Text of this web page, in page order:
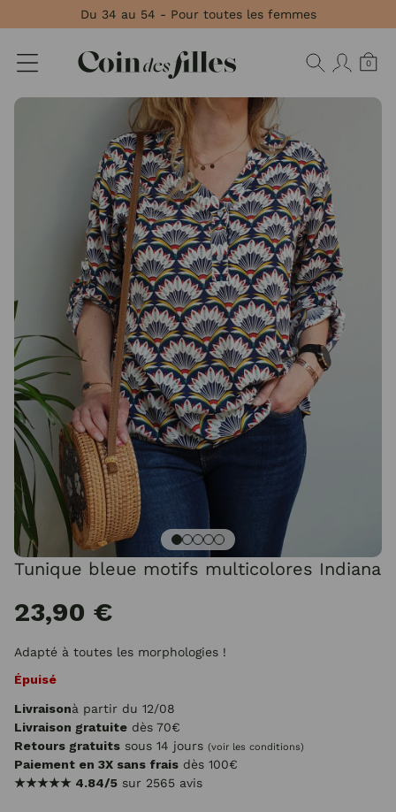
Du 34 au 54 - Pour toutes les femmes
0
Tunique bleue motifs multicolores Indiana
23,90 €
Adapté à toutes les morphologies !
Épuisé
Livraisonà partir du 12/08
Livraison gratuite dès 70€
Retours gratuits sous 14 jours (voir les conditions)
Paiement en 3X sans frais dès 100€
★★★★★ 4.84/5 sur 2565 avis
Panneau de gestion des cookies